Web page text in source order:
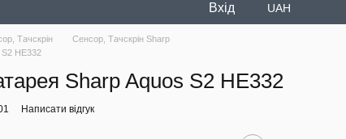
Вхід UAH
Тачскрін
Сенсор, Тачскрін Sharp
HE332
Sharp Aquos S2 HE332
Написати відгук